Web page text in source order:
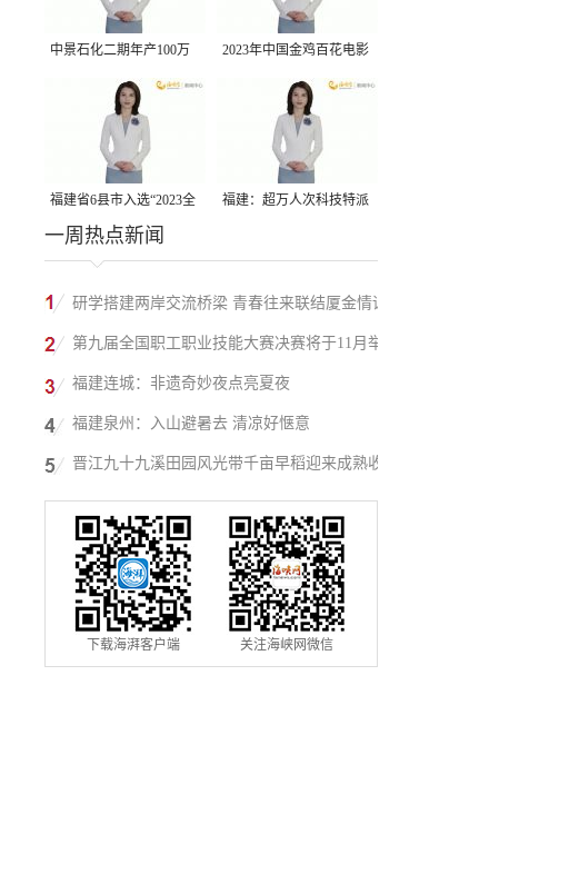
中景石化二期年产100万
吨丙烷脱氢项目建成中交
2023年中国金鸡百花电影
节有福电影巡展31日启动
福建省6县市入选“2023全
国县域发展潜力百强县”
福建：超万人次科技特派
一周热点新闻
研学搭建两岸交流桥梁 青春往来联结厦金情谊
第九届全国职工职业技能大赛决赛将于11月举
行
福建连城：非遗奇妙夜点亮夏夜
福建泉州：入山避暑去 清凉好惬意
晋江九十九溪田园风光带千亩早稻迎来成熟收
割季
下载海湃客户端 关注海峡网微信